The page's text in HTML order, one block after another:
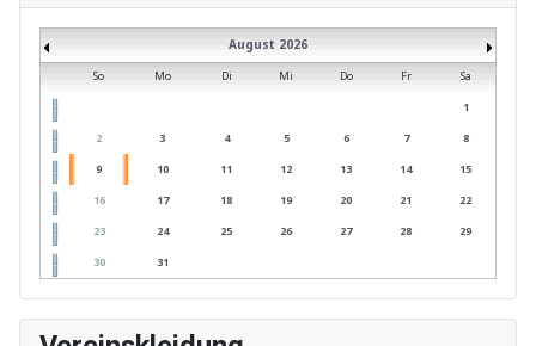
August 2026
So Mo Di Mi Do Fr
Sa
1
2
3 4 5 6 7
8
9
10 11 12 13 14
15
16
17 18 19 20 21
22
23
24 25 26 27 28
29
30
31